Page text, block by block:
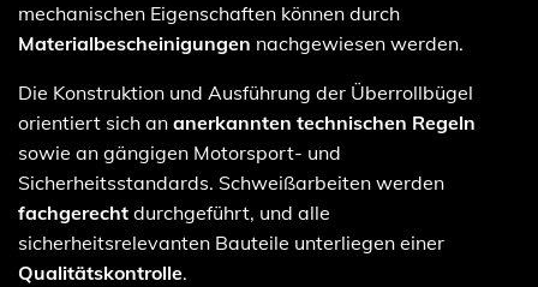
mechanischen Eigenschaften können durch
Materialbescheinigungen nachgewiesen werden.
Die Konstruktion und Ausführung der Überrollbügel
orientiert sich an anerkannten technischen Regeln
sowie an gängigen Motorsport- und
Sicherheitsstandards. Schweißarbeiten werden
fachgerecht durchgeführt, und alle
sicherheitsrelevanten Bauteile unterliegen einer
Qualitätskontrolle.